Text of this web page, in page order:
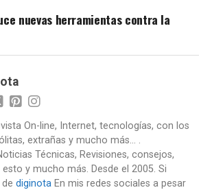
nuevas herramientas contra la
On-line, Internet, tecnologías, con los
extrañas y mucho más... .
Técnicas, Revisiones, consejos,
y mucho más. Desde el 2005. Si
diginotaEn mis redes sociales a pesar